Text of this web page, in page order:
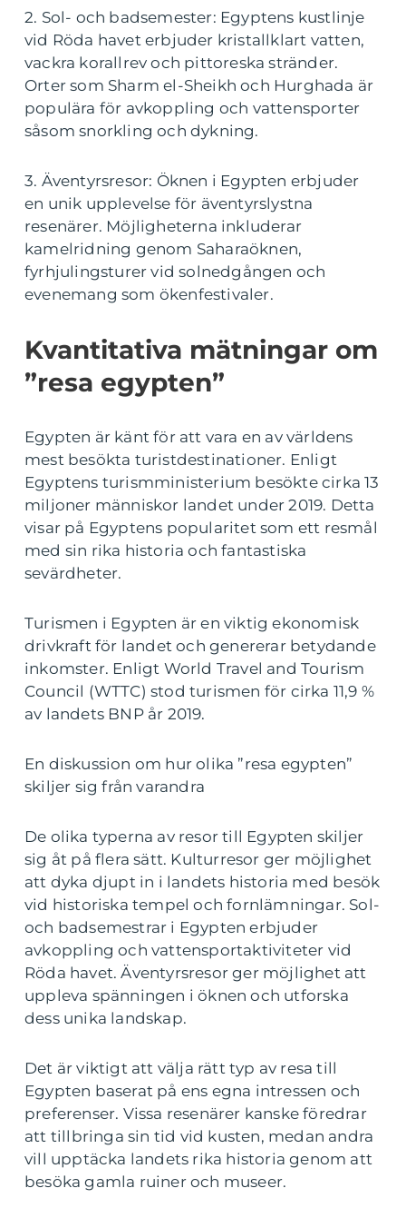
2. Sol- och badsemester: Egyptens kustlinje
vid Röda havet erbjuder kristallklart vatten,
vackra korallrev och pittoreska stränder.
Orter som Sharm el-Sheikh och Hurghada är
populära för avkoppling och vattensporter
såsom snorkling och dykning.
3. Äventyrsresor: Öknen i Egypten erbjuder
en unik upplevelse för äventyrslystna
resenärer. Möjligheterna inkluderar
kamelridning genom Saharaöknen,
fyrhjulingsturer vid solnedgången och
evenemang som ökenfestivaler.
Kvantitativa mätningar om
”resa egypten”
Egypten är känt för att vara en av världens
mest besökta turistdestinationer. Enligt
Egyptens turismministerium besökte cirka 13
miljoner människor landet under 2019. Detta
visar på Egyptens popularitet som ett resmål
med sin rika historia och fantastiska
sevärdheter.
Turismen i Egypten är en viktig ekonomisk
drivkraft för landet och genererar betydande
inkomster. Enligt World Travel and Tourism
Council (WTTC) stod turismen för cirka 11,9 %
av landets BNP år 2019.
En diskussion om hur olika ”resa egypten”
skiljer sig från varandra
De olika typerna av resor till Egypten skiljer
sig åt på flera sätt. Kulturresor ger möjlighet
att dyka djupt in i landets historia med besök
vid historiska tempel och fornlämningar. Sol-
och badsemestrar i Egypten erbjuder
avkoppling och vattensportaktiviteter vid
Röda havet. Äventyrsresor ger möjlighet att
uppleva spänningen i öknen och utforska
dess unika landskap.
Det är viktigt att välja rätt typ av resa till
Egypten baserat på ens egna intressen och
preferenser. Vissa resenärer kanske föredrar
att tillbringa sin tid vid kusten, medan andra
vill upptäcka landets rika historia genom att
besöka gamla ruiner och museer.